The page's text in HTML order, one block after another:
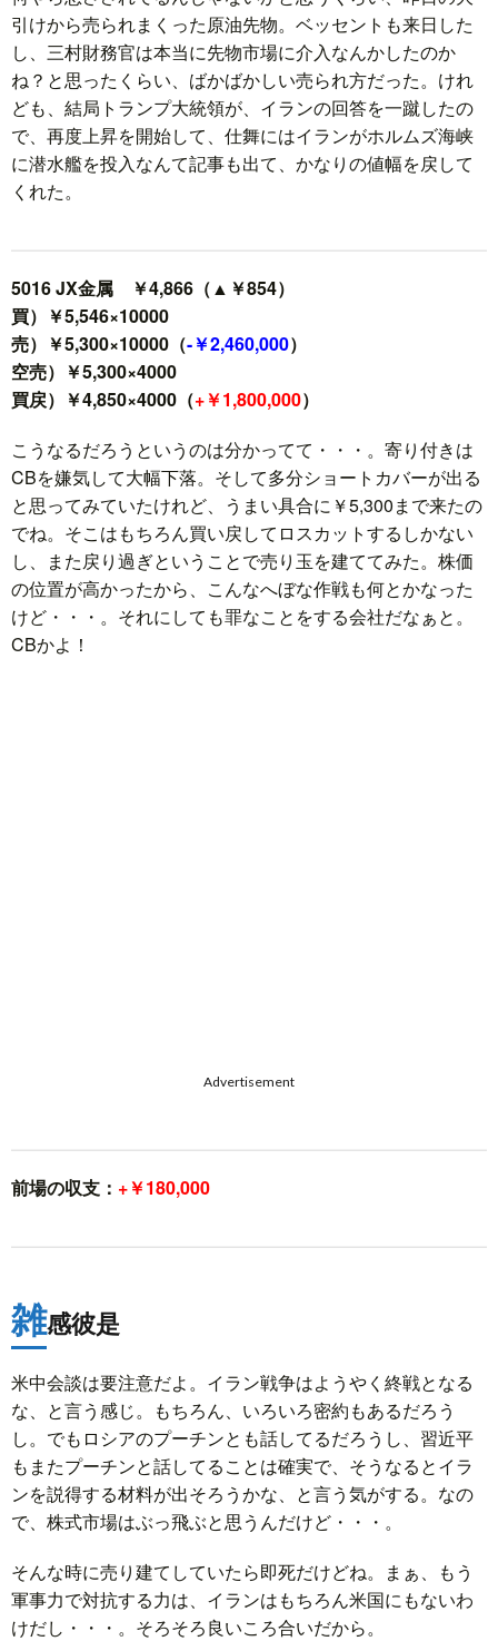
引けから売られまくった原油先物。ベッセントも来日した
し、三村財務官は本当に先物市場に介入なんかしたのか
ね？と思ったくらい、ばかばかしい売られ方だった。けれ
ども、結局トランプ大統領が、イランの回答を一蹴したの
で、再度上昇を開始して、仕舞にはイランがホルムズ海峡
に潜水艦を投入なんて記事も出て、かなりの値幅を戻して
くれた。
5016 JX金属 ￥4,866（▲￥854）
買）￥5,546×10000
売）￥5,300×10000（-￥2,460,000）
空売）￥5,300×4000
買戻）￥4,850×4000（+￥1,800,000）
こうなるだろうというのは分かってて・・・。寄り付きは
CBを嫌気して大幅下落。そして多分ショートカバーが出る
と思ってみていたけれど、うまい具合に￥5,300まで来たの
でね。そこはもちろん買い戻してロスカットするしかない
し、また戻り過ぎということで売り玉を建ててみた。株価
の位置が高かったから、こんなへぼな作戦も何とかなった
けど・・・。それにしても罪なことをする会社だなぁと。
CBかよ！
Advertisement
前場の収支： +￥180,000
雑感彼是
米中会談は要注意だよ。イラン戦争はようやく終戦となる
な、と言う感じ。もちろん、いろいろ密約もあるだろう
し。でもロシアのプーチンとも話してるだろうし、習近平
もまたプーチンと話してることは確実で、そうなるとイラ
ンを説得する材料が出そろうかな、と言う気がする。なの
で、株式市場はぶっ飛ぶと思うんだけど・・・。
そんな時に売り建てしていたら即死だけどね。まぁ、もう
軍事力で対抗する力は、イランはもちろん米国にもないわ
けだし・・・。そろそろ良いころ合いだから。